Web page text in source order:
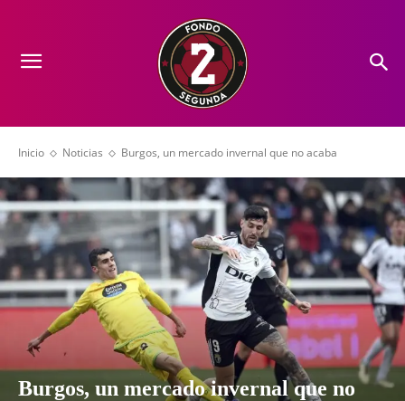
Inicio Noticias Burgos, un mercado invernal que no acaba
Burgos, un mercado invernal que no